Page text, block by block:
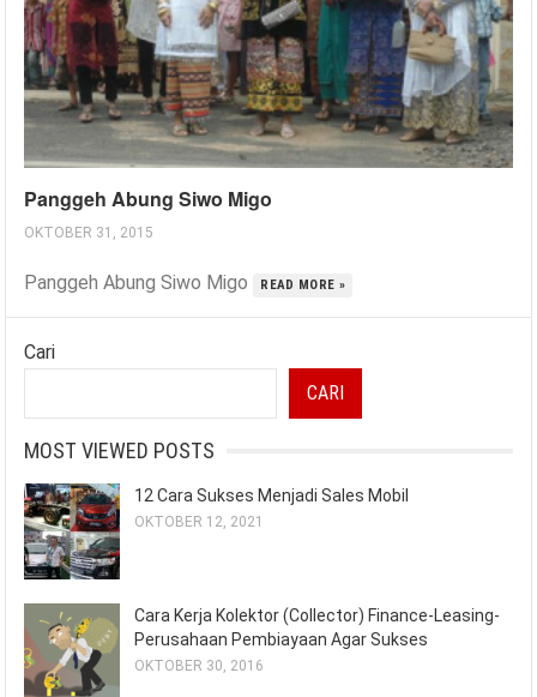
Panggeh Abung Siwo Migo
OKTOBER 31, 2015
Panggeh Abung Siwo Migo READ MORE »
Cari
CARI
MOST VIEWED POSTS
12 Cara Sukses Menjadi Sales Mobil
OKTOBER 12, 2021
Cara Kerja Kolektor (Collector) Finance-Leasing-
Perusahaan Pembiayaan Agar Sukses
OKTOBER 30, 2016